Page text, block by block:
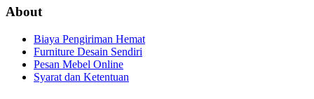
About
Biaya Pengiriman Hemat
Furniture Desain Sendiri
Pesan Mebel Online
Syarat dan Ketentuan